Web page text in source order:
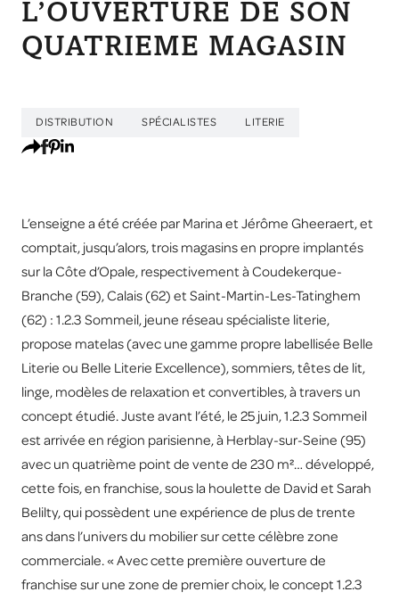
L’OUVERTURE DE SON
QUATRIEME MAGASIN
DISTRIBUTION SPÉCIALISTES LITERIE
L’enseigne a été créée par Marina et Jérôme Gheeraert, et
comptait, jusqu’alors, trois magasins en propre implantés
sur la Côte d’Opale, respectivement à Coudekerque-
Branche (59), Calais (62) et Saint-Martin-Les-Tatinghem
(62) : 1.2.3 Sommeil, jeune réseau spécialiste literie,
propose matelas (avec une gamme propre labellisée Belle
Literie ou Belle Literie Excellence), sommiers, têtes de lit,
linge, modèles de relaxation et convertibles, à travers un
concept étudié. Juste avant l’été, le 25 juin, 1.2.3 Sommeil
est arrivée en région parisienne, à Herblay-sur-Seine (95)
avec un quatrième point de vente de 230 m²… développé,
cette fois, en franchise, sous la houlette de David et Sarah
Belilty, qui possèdent une expérience de plus de trente
ans dans l’univers du mobilier sur cette célèbre zone
commerciale. « Avec cette première ouverture de
franchise sur une zone de premier choix, le concept 1.2.3